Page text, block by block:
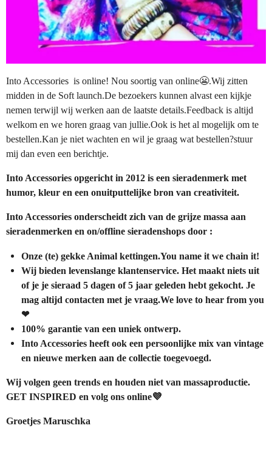
Into Accessories is online! Nou soortig van online😬.Wij zitten
midden in de Soft launch.De bezoekers kunnen alvast een kijkje
nemen terwijl wij werken aan de laatste details.Feedback is altijd
welkom en we horen graag van jullie.Ook is het al mogelijk om te
bestellen.Kan je niet wachten en wil je graag wat bestellen?stuur
mij dan even een berichtje.
Into Accessories opgericht in 2012 is een sieradenmerk met
humor, kleur en een onuitputtelijke bron van creativiteit.
Into Accessories onderscheidt zich van de grijze massa aan
sieradenmerken en on/offline sieradenshops door :
Onze (te) gekke Animal kettingen.You name it we chain it!
Wij bieden levenslange klantenservice. Het maakt niets uit
of je je sieraad 5 dagen of 5 jaar geleden hebt gekocht. Je
mag altijd contacten met je vraag.We love to hear from you
❤
100% garantie van een uniek ontwerp.
Into Accessories heeft ook een persoonlijke mix van vintage
en nieuwe merken aan de collectie toegevoegd.
Wij volgen geen trends en houden niet van massaproductie.
GET INSPIRED en volg ons online💜
Groetjes Maruschka